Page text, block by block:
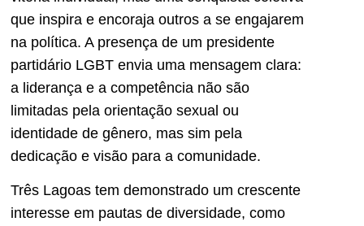
que inspira e encoraja outros a se engajarem
na política. A presença de um presidente
partidário LGBT envia uma mensagem clara:
a liderança e a competência não são
limitadas pela orientação sexual ou
identidade de gênero, mas sim pela
dedicação e visão para a comunidade.
Três Lagoas tem demonstrado um crescente
interesse em pautas de diversidade, como